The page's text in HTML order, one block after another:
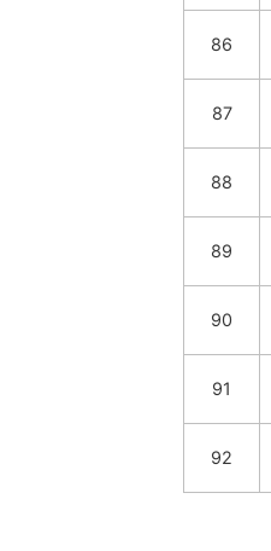
86
87
88
89
90
91
92